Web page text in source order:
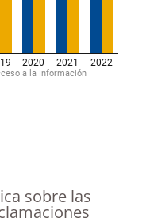
sobre las